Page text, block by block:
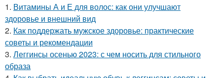
1. Витамины А и Е для волос: как они улучшают
здоровье и внешний вид
2. Как поддержать мужское здоровье: практические
советы и рекомендации
3. Леггинсы осенью 2023: с чем носить для стильного
образа